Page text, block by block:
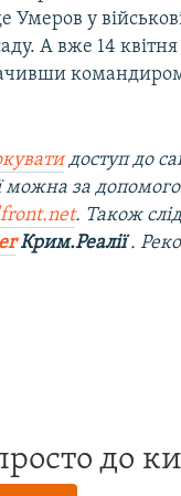
у
А вже 14 квітня
доступ до
можна за
. Також
Крим.Реалії.
до